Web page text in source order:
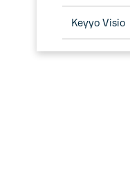
Keyyo Visio